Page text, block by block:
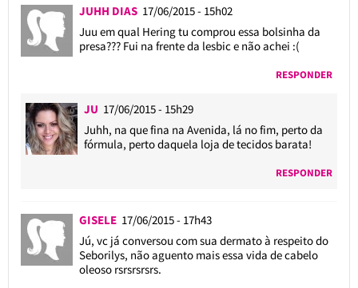
JUHH DIAS 17/06/2015 - 15h02
Juu em qual Hering tu comprou essa bolsinha da
presa??? Fui na frente da lesbic e não achei :(
RESPONDER
JU 17/06/2015 - 15h29
Juhh, na que fina na Avenida, lá no fim, perto da
fórmula, perto daquela loja de tecidos barata!
RESPONDER
GISELE 17/06/2015 - 17h43
Jú, vc já conversou com sua dermato à respeito do
Seborilys, não aguento mais essa vida de cabelo
oleoso rsrsrsrsrs.